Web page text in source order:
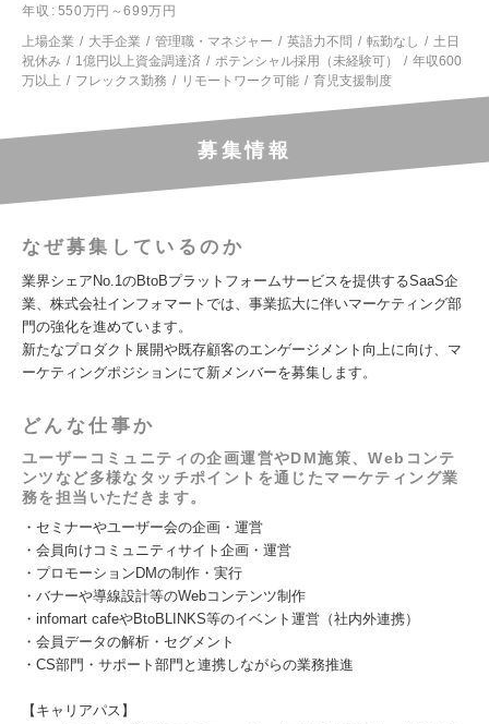
年収
550万円～699万円
上場企業
大手企業 管理職・マネジャー 英語力不問 転勤なし
土日
祝休み
1億円以上資金調達済 ポテンシャル採用（未経験可）
年収600
万以上
フレックス勤務 リモートワーク可能 育児支援制度
募集情報
なぜ募集しているのか
業界シェアNo.1のBtoBプラットフォームサービスを提供するSaaS企
業、株式会社インフォマートでは、事業拡大に伴いマーケティング部
門の強化を進めています。
新たなプロダクト展開や既存顧客のエンゲージメント向上に向け、マ
ーケティングポジションにて新メンバーを募集します。
どんな仕事か
ユーザーコミュニティの企画運営やDM施策、Webコンテ
ンツなど多様なタッチポイントを通じたマーケティング業
務を担当いただきます。
・セミナーやユーザー会の企画・運営
・会員向けコミュニティサイト企画・運営
・プロモーションDMの制作・実行
・バナーや導線設計等のWebコンテンツ制作
・infomart cafeやBtoBLINKS等のイベント運営（社内外連携）
・会員データの解析・セグメント
・CS部門・サポート部門と連携しながらの業務推進
【キャリアパス】